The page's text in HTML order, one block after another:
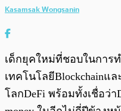
Kasamsak Wongsanin
เด็กยุคใหม่ที่ชอบในการ
เทคโนโลยีBlockchainแ
โลกDeFi พร้อมทั้งเชื่อว่า